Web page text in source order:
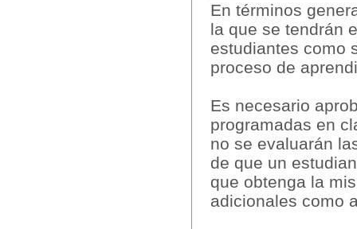
En términos
la que se tendrán
estudiantes como
proceso de
Es necesario
programadas en
no se evaluarán
de que un
que obtenga la
adicionales como